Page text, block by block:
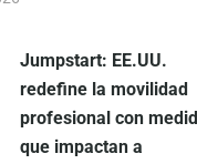
Jumpstart: EE.UU.
redefine la movilidad
profesional con
que impactan a